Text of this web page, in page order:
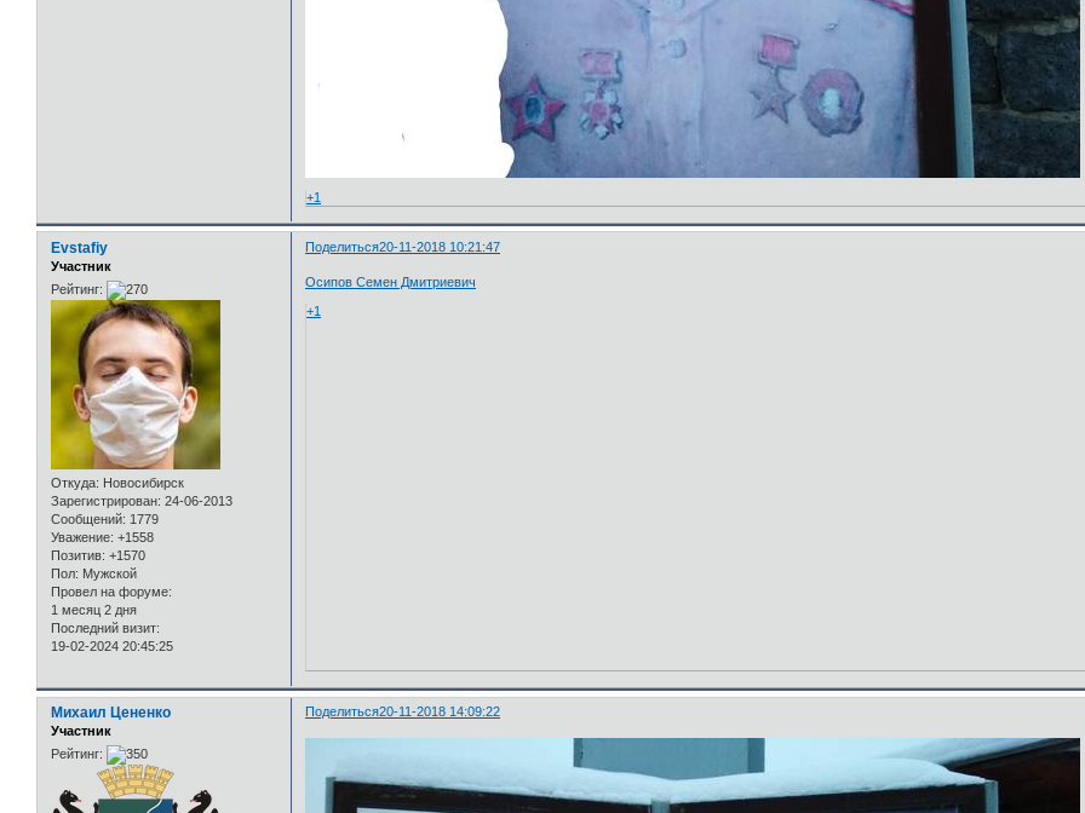
+1
Поделиться20-11-2018 10:21:47
Evstafiy
Участник
Рейтинг:
Откуда: Новосибирск
Зарегистрирован: 24-06-2013
Сообщений: 1779
Уважение: +1558
Позитив: +1570
Пол: Мужской
Провел на форуме:
1 месяц 2 дня
Последний визит:
19-02-2024 20:45:25
Осипов Семен Дмитриевич
+1
Поделиться20-11-2018 14:09:22
Михаил Цененко
Участник
Рейтинг: